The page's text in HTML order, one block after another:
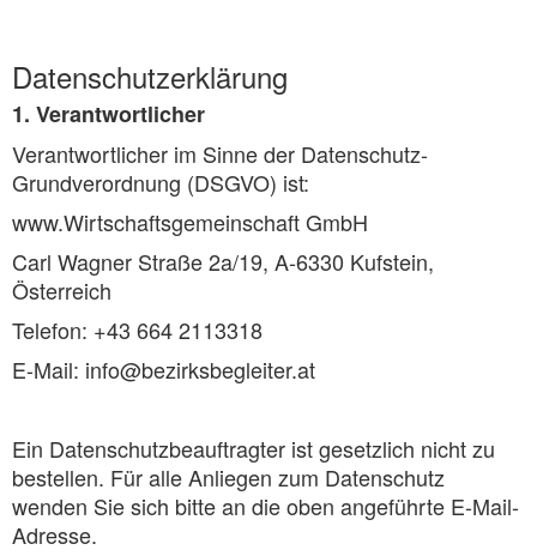
Datenschutzerklärung
1. Verantwortlicher
Verantwortlicher im Sinne der Datenschutz-
Grundverordnung (DSGVO) ist:
www.Wirtschaftsgemeinschaft GmbH
Carl Wagner Straße 2a/19, A-6330 Kufstein,
Österreich
Telefon: +43 664 2113318
E-Mail: info@bezirksbegleiter.at
Ein Datenschutzbeauftragter ist gesetzlich nicht zu
bestellen. Für alle Anliegen zum Datenschutz
wenden Sie sich bitte an die oben angeführte E-Mail-
Adresse.